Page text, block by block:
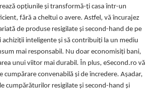
ingrijire
opțiunile și transformă-ți casa într-un
fără a cheltui o avere. Astfel, vă încurajez
de produse resigilate și second-hand de pe
achiziții inteligente și să contribuiți la un mediu
mai responsabil. Nu doar economisiți bani,
unui viitor mai durabil. În plus, eSecond.ro vă
cumpărare convenabilă și de încredere. Așadar,
cumpărăturilor resigilate și second-hand și